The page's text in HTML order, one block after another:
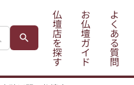
仏
壇
店
を
探
す
お
仏
壇
ガ
イ
ド
よ
く
あ
る
質
問